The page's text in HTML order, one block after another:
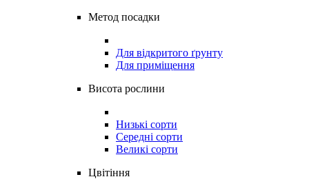
Метод посадки
Для відкритого ґрунту
Для приміщення
Висота рослини
Низькі сорти
Середні сорти
Великі сорти
Цвітіння